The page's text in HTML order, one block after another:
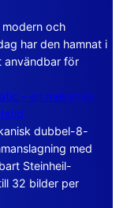
och
har den hamnat i
användbar för
– en mekanisk
dubbel-8-
med
Steinheil-
32 bilder per